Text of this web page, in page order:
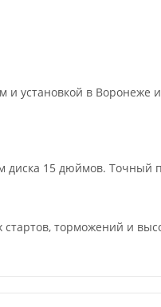
установкой в Воронеже
диска 15 дюймов.
стартов, торможений и